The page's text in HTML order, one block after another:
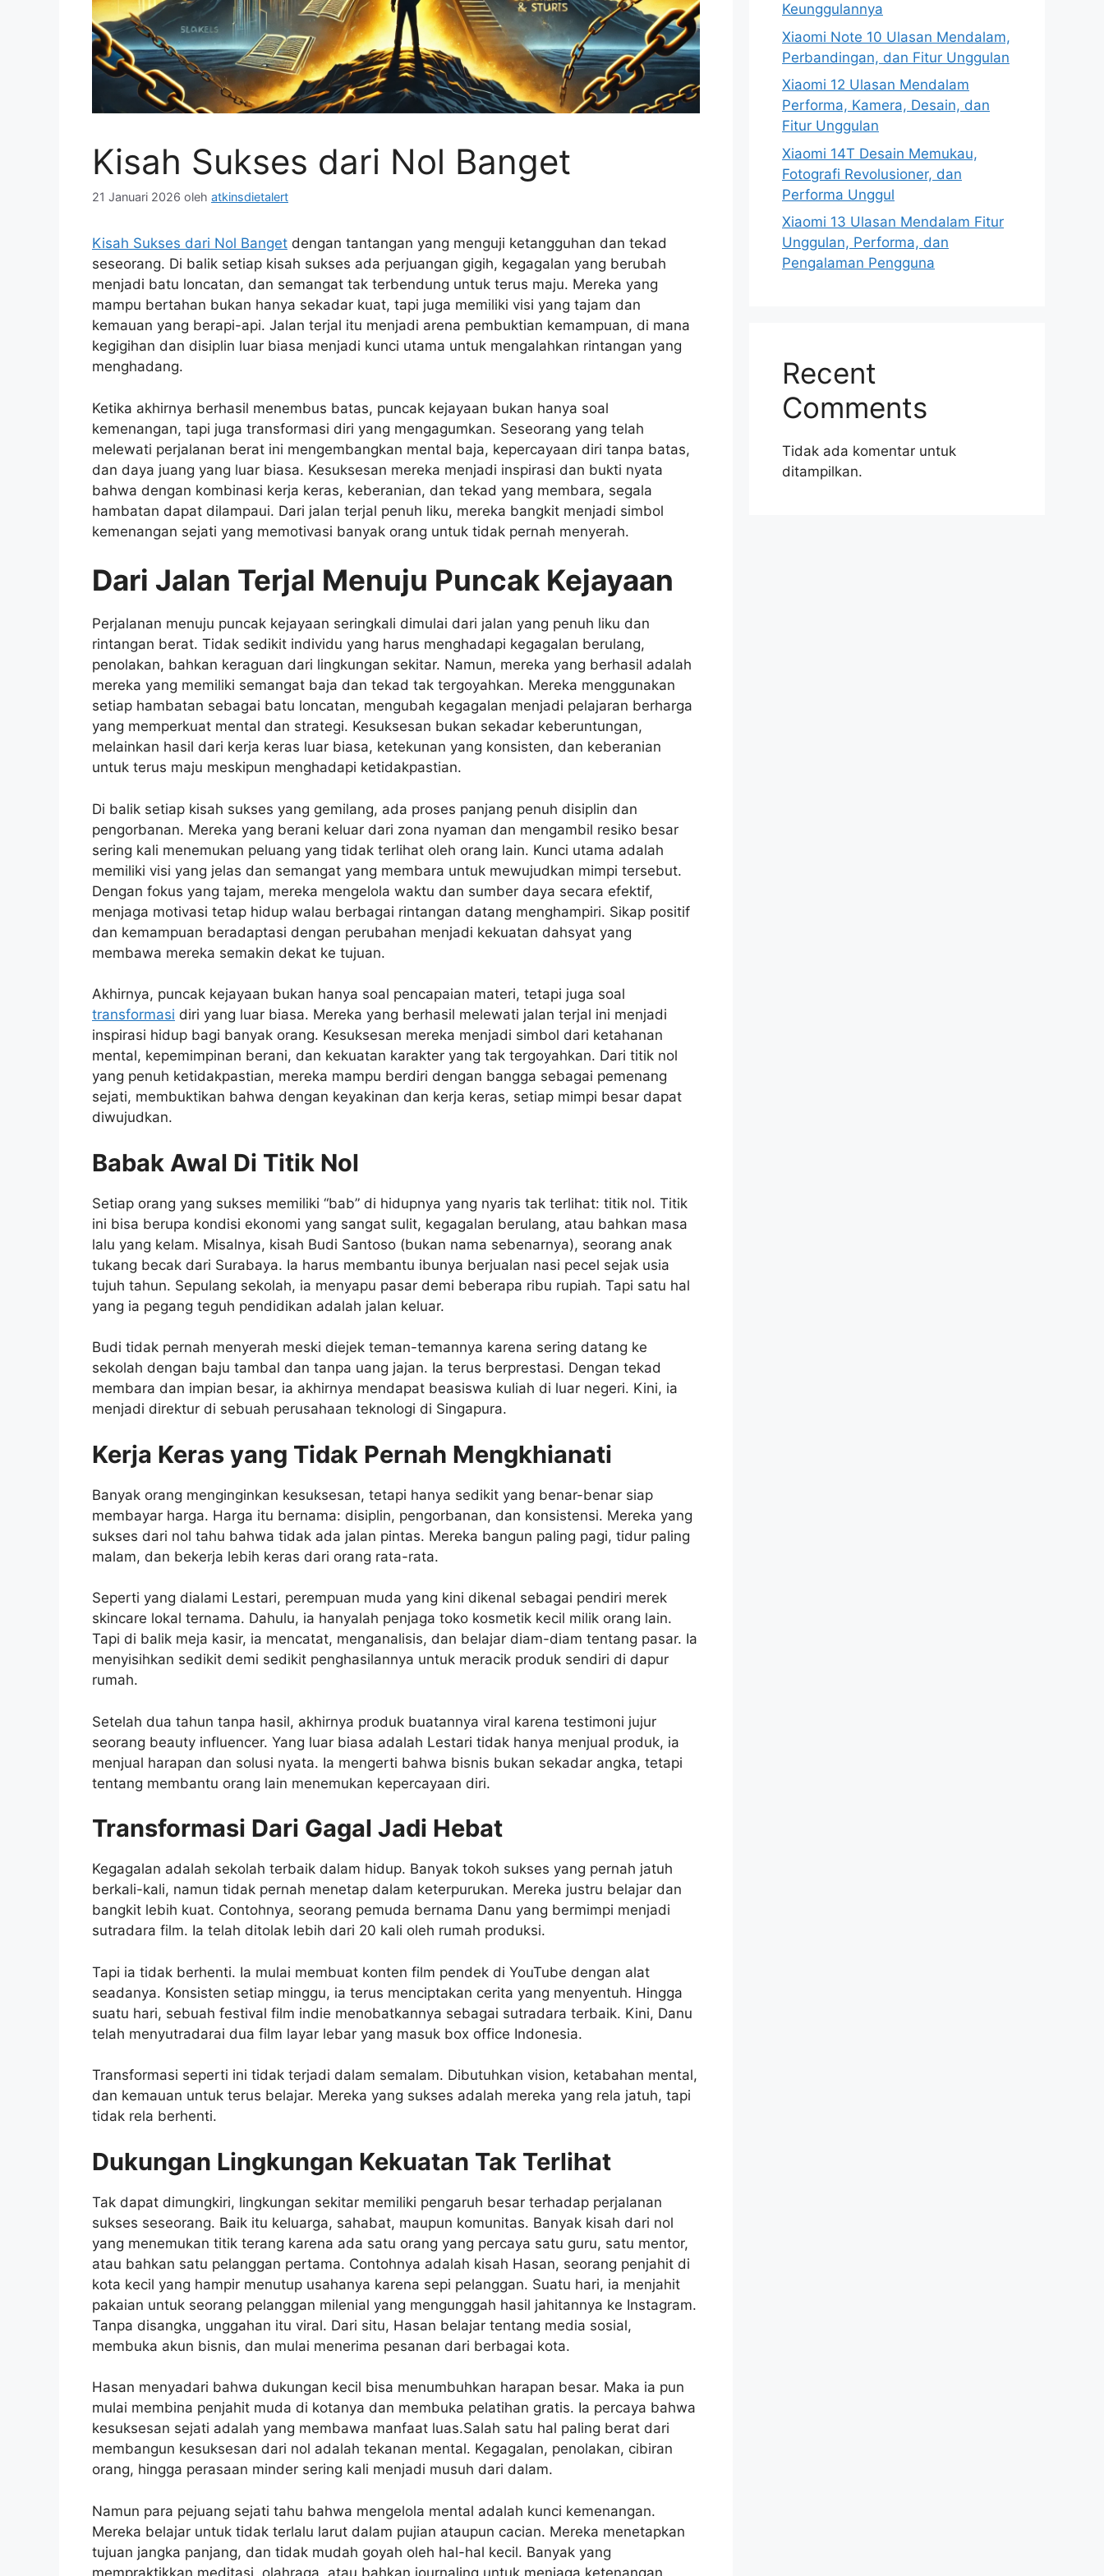
Kisah Sukses dari Nol Banget
21 Januari 2026 oleh atkinsdietalert
Kisah Sukses dari Nol Banget dengan tantangan yang menguji ketangguhan dan tekad
seseorang. Di balik setiap kisah sukses ada perjuangan gigih, kegagalan yang berubah
menjadi batu loncatan, dan semangat tak terbendung untuk terus maju. Mereka yang
mampu bertahan bukan hanya sekadar kuat, tapi juga memiliki visi yang tajam dan
kemauan yang berapi-api. Jalan terjal itu menjadi arena pembuktian kemampuan, di mana
kegigihan dan disiplin luar biasa menjadi kunci utama untuk mengalahkan rintangan yang
menghadang.
Ketika akhirnya berhasil menembus batas, puncak kejayaan bukan hanya soal
kemenangan, tapi juga transformasi diri yang mengagumkan. Seseorang yang telah
melewati perjalanan berat ini mengembangkan mental baja, kepercayaan diri tanpa batas,
dan daya juang yang luar biasa. Kesuksesan mereka menjadi inspirasi dan bukti nyata
bahwa dengan kombinasi kerja keras, keberanian, dan tekad yang membara, segala
hambatan dapat dilampaui. Dari jalan terjal penuh liku, mereka bangkit menjadi simbol
kemenangan sejati yang memotivasi banyak orang untuk tidak pernah menyerah.
Dari Jalan Terjal Menuju Puncak Kejayaan
Perjalanan menuju puncak kejayaan seringkali dimulai dari jalan yang penuh liku dan
rintangan berat. Tidak sedikit individu yang harus menghadapi kegagalan berulang,
penolakan, bahkan keraguan dari lingkungan sekitar. Namun, mereka yang berhasil adalah
mereka yang memiliki semangat baja dan tekad tak tergoyahkan. Mereka menggunakan
setiap hambatan sebagai batu loncatan, mengubah kegagalan menjadi pelajaran berharga
yang memperkuat mental dan strategi. Kesuksesan bukan sekadar keberuntungan,
melainkan hasil dari kerja keras luar biasa, ketekunan yang konsisten, dan keberanian
untuk terus maju meskipun menghadapi ketidakpastian.
Di balik setiap kisah sukses yang gemilang, ada proses panjang penuh disiplin dan
pengorbanan. Mereka yang berani keluar dari zona nyaman dan mengambil resiko besar
sering kali menemukan peluang yang tidak terlihat oleh orang lain. Kunci utama adalah
memiliki visi yang jelas dan semangat yang membara untuk mewujudkan mimpi tersebut.
Dengan fokus yang tajam, mereka mengelola waktu dan sumber daya secara efektif,
menjaga motivasi tetap hidup walau berbagai rintangan datang menghampiri. Sikap positif
dan kemampuan beradaptasi dengan perubahan menjadi kekuatan dahsyat yang
membawa mereka semakin dekat ke tujuan.
Akhirnya, puncak kejayaan bukan hanya soal pencapaian materi, tetapi juga soal
transformasi diri yang luar biasa. Mereka yang berhasil melewati jalan terjal ini menjadi
inspirasi hidup bagi banyak orang. Kesuksesan mereka menjadi simbol dari ketahanan
mental, kepemimpinan berani, dan kekuatan karakter yang tak tergoyahkan. Dari titik nol
yang penuh ketidakpastian, mereka mampu berdiri dengan bangga sebagai pemenang
sejati, membuktikan bahwa dengan keyakinan dan kerja keras, setiap mimpi besar dapat
diwujudkan.
Babak Awal Di Titik Nol
Setiap orang yang sukses memiliki “bab” di hidupnya yang nyaris tak terlihat: titik nol. Titik
ini bisa berupa kondisi ekonomi yang sangat sulit, kegagalan berulang, atau bahkan masa
lalu yang kelam. Misalnya, kisah Budi Santoso (bukan nama sebenarnya), seorang anak
tukang becak dari Surabaya. Ia harus membantu ibunya berjualan nasi pecel sejak usia
tujuh tahun. Sepulang sekolah, ia menyapu pasar demi beberapa ribu rupiah. Tapi satu hal
yang ia pegang teguh pendidikan adalah jalan keluar.
Budi tidak pernah menyerah meski diejek teman-temannya karena sering datang ke
sekolah dengan baju tambal dan tanpa uang jajan. Ia terus berprestasi. Dengan tekad
membara dan impian besar, ia akhirnya mendapat beasiswa kuliah di luar negeri. Kini, ia
menjadi direktur di sebuah perusahaan teknologi di Singapura.
Kerja Keras yang Tidak Pernah Mengkhianati
Banyak orang menginginkan kesuksesan, tetapi hanya sedikit yang benar-benar siap
membayar harga. Harga itu bernama: disiplin, pengorbanan, dan konsistensi. Mereka yang
sukses dari nol tahu bahwa tidak ada jalan pintas. Mereka bangun paling pagi, tidur paling
malam, dan bekerja lebih keras dari orang rata-rata.
Seperti yang dialami Lestari, perempuan muda yang kini dikenal sebagai pendiri merek
skincare lokal ternama. Dahulu, ia hanyalah penjaga toko kosmetik kecil milik orang lain.
Tapi di balik meja kasir, ia mencatat, menganalisis, dan belajar diam-diam tentang pasar. Ia
menyisihkan sedikit demi sedikit penghasilannya untuk meracik produk sendiri di dapur
rumah.
Setelah dua tahun tanpa hasil, akhirnya produk buatannya viral karena testimoni jujur
seorang beauty influencer. Yang luar biasa adalah Lestari tidak hanya menjual produk, ia
menjual harapan dan solusi nyata. Ia mengerti bahwa bisnis bukan sekadar angka, tetapi
tentang membantu orang lain menemukan kepercayaan diri.
Transformasi Dari Gagal Jadi Hebat
Kegagalan adalah sekolah terbaik dalam hidup. Banyak tokoh sukses yang pernah jatuh
berkali-kali, namun tidak pernah menetap dalam keterpurukan. Mereka justru belajar dan
bangkit lebih kuat. Contohnya, seorang pemuda bernama Danu yang bermimpi menjadi
sutradara film. Ia telah ditolak lebih dari 20 kali oleh rumah produksi.
Tapi ia tidak berhenti. Ia mulai membuat konten film pendek di YouTube dengan alat
seadanya. Konsisten setiap minggu, ia terus menciptakan cerita yang menyentuh. Hingga
suatu hari, sebuah festival film indie menobatkannya sebagai sutradara terbaik. Kini, Danu
telah menyutradarai dua film layar lebar yang masuk box office Indonesia.
Transformasi seperti ini tidak terjadi dalam semalam. Dibutuhkan vision, ketabahan mental,
dan kemauan untuk terus belajar. Mereka yang sukses adalah mereka yang rela jatuh, tapi
tidak rela berhenti.
Dukungan Lingkungan Kekuatan Tak Terlihat
Tak dapat dimungkiri, lingkungan sekitar memiliki pengaruh besar terhadap perjalanan
sukses seseorang. Baik itu keluarga, sahabat, maupun komunitas. Banyak kisah dari nol
yang menemukan titik terang karena ada satu orang yang percaya satu guru, satu mentor,
atau bahkan satu pelanggan pertama. Contohnya adalah kisah Hasan, seorang penjahit di
kota kecil yang hampir menutup usahanya karena sepi pelanggan. Suatu hari, ia menjahit
pakaian untuk seorang pelanggan milenial yang mengunggah hasil jahitannya ke Instagram.
Tanpa disangka, unggahan itu viral. Dari situ, Hasan belajar tentang media sosial,
membuka akun bisnis, dan mulai menerima pesanan dari berbagai kota.
Hasan menyadari bahwa dukungan kecil bisa menumbuhkan harapan besar. Maka ia pun
mulai membina penjahit muda di kotanya dan membuka pelatihan gratis. Ia percaya bahwa
kesuksesan sejati adalah yang membawa manfaat luas.Salah satu hal paling berat dari
membangun kesuksesan dari nol adalah tekanan mental. Kegagalan, penolakan, cibiran
orang, hingga perasaan minder sering kali menjadi musuh dari dalam.
Namun para pejuang sejati tahu bahwa mengelola mental adalah kunci kemenangan.
Mereka belajar untuk tidak terlalu larut dalam pujian ataupun cacian. Mereka menetapkan
tujuan jangka panjang, dan tidak mudah goyah oleh hal-hal kecil. Banyak yang
mempraktikkan meditasi, olahraga, atau bahkan journaling untuk menjaga ketenangan
Keunggulannya
Xiaomi Note 10 Ulasan Mendalam,
Perbandingan, dan Fitur Unggulan
Xiaomi 12 Ulasan Mendalam
Performa, Kamera, Desain, dan
Fitur Unggulan
Xiaomi 14T Desain Memukau,
Fotografi Revolusioner, dan
Performa Unggul
Xiaomi 13 Ulasan Mendalam Fitur
Unggulan, Performa, dan
Pengalaman Pengguna
Recent
Comments
Tidak ada komentar untuk
ditampilkan.